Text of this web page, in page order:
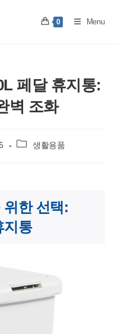
0 Menu
페달 휴지통:
벽 조화
Post 생활용품
한 선택:
지통